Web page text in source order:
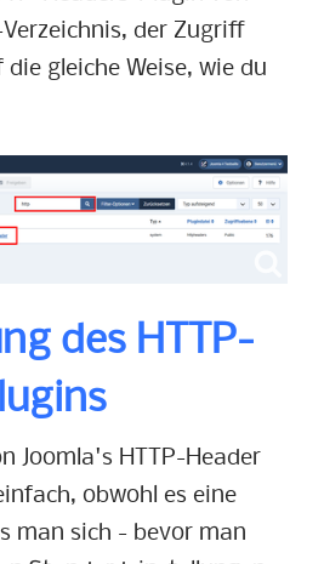
der Zugriff
gleiche Weise, wie du
des HTTP-
Joomla's HTTP-Header
obwohl es eine
man sich - bevor man